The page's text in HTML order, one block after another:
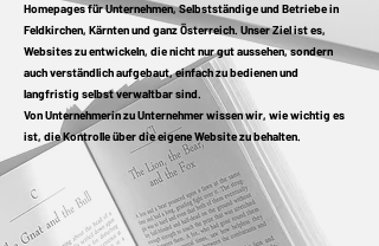
Homepages für Unternehmen, Selbstständige und Betriebe in
Feldkirchen, Kärnten und ganz Österreich. Unser Ziel ist es,
Websites zu entwickeln, die nicht nur gut aussehen, sondern
auch verständlich aufgebaut, einfach zu bedienen und
langfristig selbst verwaltbar sind.
Von Unternehmerin zu Unternehmer wissen wir, wie wichtig es
ist, die Kontrolle über die eigene Website zu behalten.